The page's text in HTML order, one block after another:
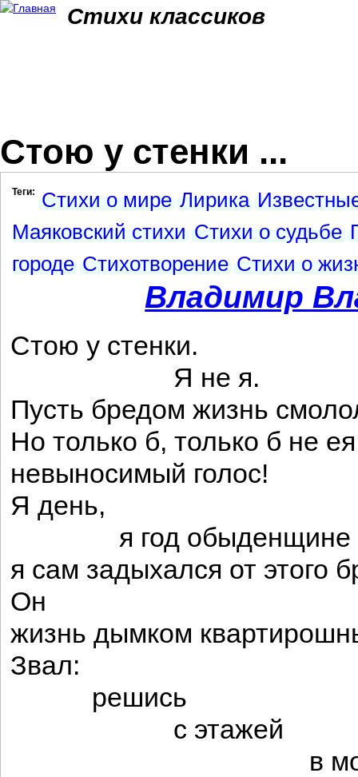
Стихи классиков
Стою у стенки ...
Теги: Стихи о мире Лирика
Маяковский стихи Стихи о судьбе
городе Стихотворение Стихи о
Владимир
Стою у стенки.
Я не я.
Пусть бредом жизнь
Но только б, только б не ея
невыносимый голос!
Я день,
я год обыденщине
я сам задыхался от этого
Он
жизнь дымком
Звал:
решись
с этажей
в